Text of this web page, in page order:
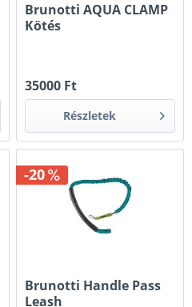
Brunotti AQUA CLAMP
Kötés
35000 Ft
Részletek
-20
Brunotti Handle Pass
Leash